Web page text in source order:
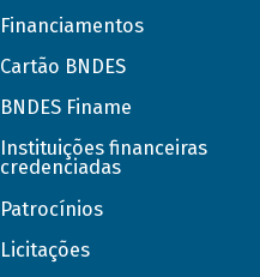
Financiamentos
Cartão BNDES
BNDES Finame
Instituições financeiras
credenciadas
Patrocínios
Licitações